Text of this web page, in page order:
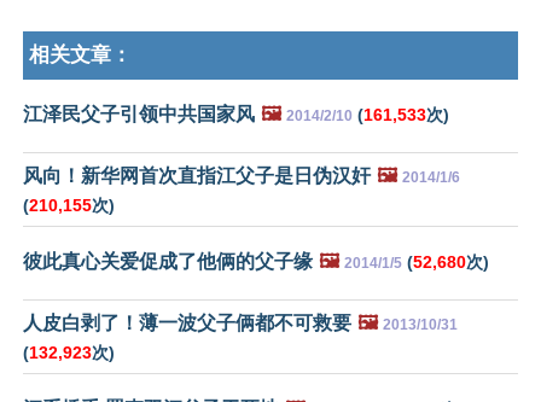
相关文章：
江泽民父子引领中共国家风 🖼️ 2014/2/10 (161,533次)
风向！新华网首次直指江父子是日伪汉奸 🖼️ 2014/1/6
(210,155次)
彼此真心关爱促成了他俩的父子缘 🖼️ 2014/1/5 (52,680次)
人皮白剥了！薄一波父子俩都不可救要 🖼️ 2013/10/31
(132,923次)